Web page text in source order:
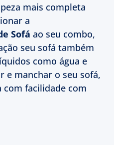
mais completa
a
Sofá ao seu combo,
seu sofá também
como água e
e manchar o seu sofá,
com facilidade com